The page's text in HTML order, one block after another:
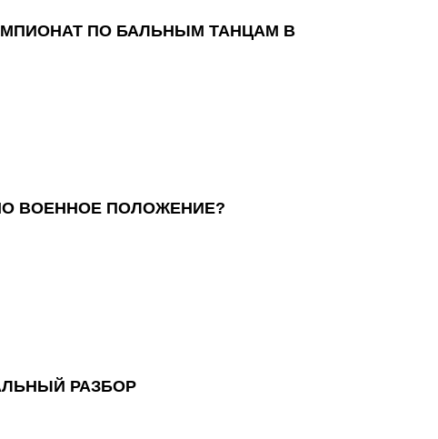
ПО БАЛЬНЫМ ТАНЦАМ В
ВОЕННОЕ ПОЛОЖЕНИЕ?
РАЗБОР